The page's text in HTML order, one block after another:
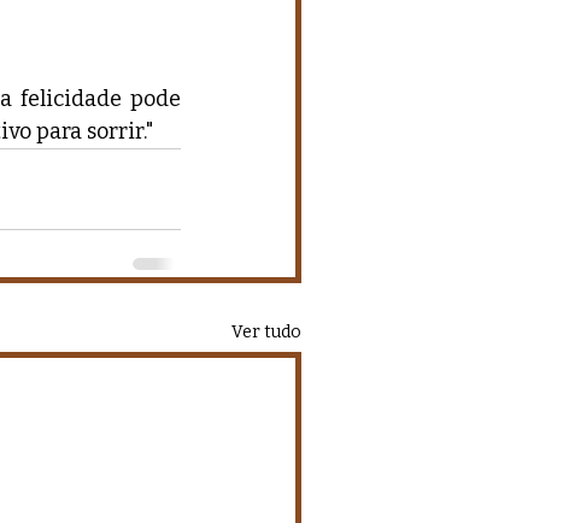
felicidade pode
para sorrir."
Ver tudo